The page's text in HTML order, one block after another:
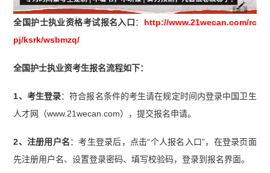
广告
全国护士执业资格考试报名入口： http://www.21wecan.com/rc
pj/ksrk/wsbmzq/
全国护士执业资考生报名流程如下：
1、考生登录：符合报名条件的考生请在规定时间内登录中国卫生
人才网（www.21wecan.com），提交报名申请。
2、注册用户名：考生登录后，点击“个人报名入口”，在登录页面
先注册用户名、设置登录密码、填写校验码，登录到报名界面。